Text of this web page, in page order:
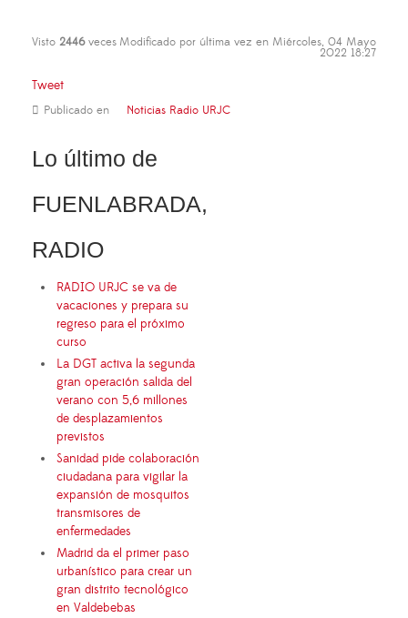
Visto 2446veces Modificado por última vez en Miércoles, 04 Mayo
2022 18:27
Tweet
Publicado en Noticias Radio URJC
Lo último de
FUENLABRADA,
RADIO
RADIO URJC se va de
vacaciones y prepara su
regreso para el próximo
curso
La DGT activa la segunda
gran operación salida del
verano con 5,6 millones
de desplazamientos
previstos
Sanidad pide colaboración
ciudadana para vigilar la
expansión de mosquitos
transmisores de
enfermedades
Madrid da el primer paso
urbanístico para crear un
gran distrito tecnológico
en Valdebebas